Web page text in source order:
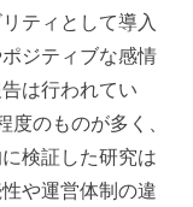
ティとして導入
ジティブな感情
は行われてい
のものが多く、
検証した研究は
や運営体制の違